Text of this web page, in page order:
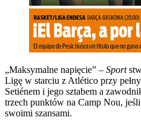
„Maksymalne napięcie” – Sport
Ligę w starciu z Atlético przy
Setiénem i jego sztabem a
trzech punktów na Camp Nou,
swoimi szansami.